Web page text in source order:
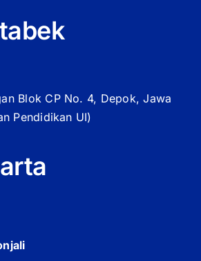
Blok CP No. 4, Depok, Jawa
Pendidikan UI)